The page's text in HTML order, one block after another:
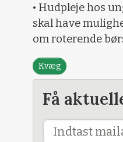
• Hudpleje hos
skal have
om roterende
Kvæg
Få